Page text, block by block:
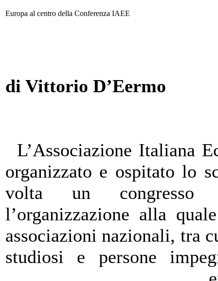
Europa al centro della Conferenza IAEE
di Vittorio D’Eermo
L’Associazione Italiana
organizzato e ospitato lo
volta un congresso
l’organizzazione alla
associazioni nazionali, tra
studiosi e persone